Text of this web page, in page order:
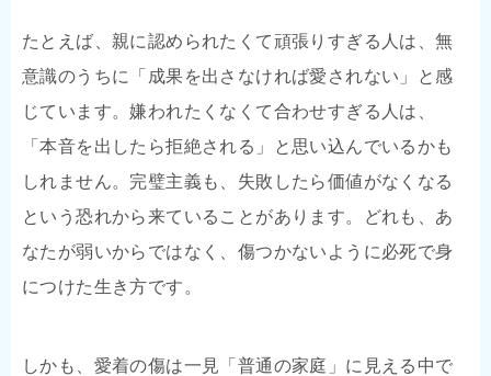
たとえば、親に認められたくて頑張りすぎる人は、無
意識のうちに「成果を出さなければ愛されない」と感
じています。嫌われたくなくて合わせすぎる人は、
「本音を出したら拒絶される」と思い込んでいるかも
しれません。完璧主義も、失敗したら価値がなくなる
という恐れから来ていることがあります。どれも、あ
なたが弱いからではなく、傷つかないように必死で身
につけた生き方です。
しかも、愛着の傷は一見「普通の家庭」に見える中で